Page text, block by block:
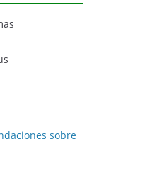
sobre